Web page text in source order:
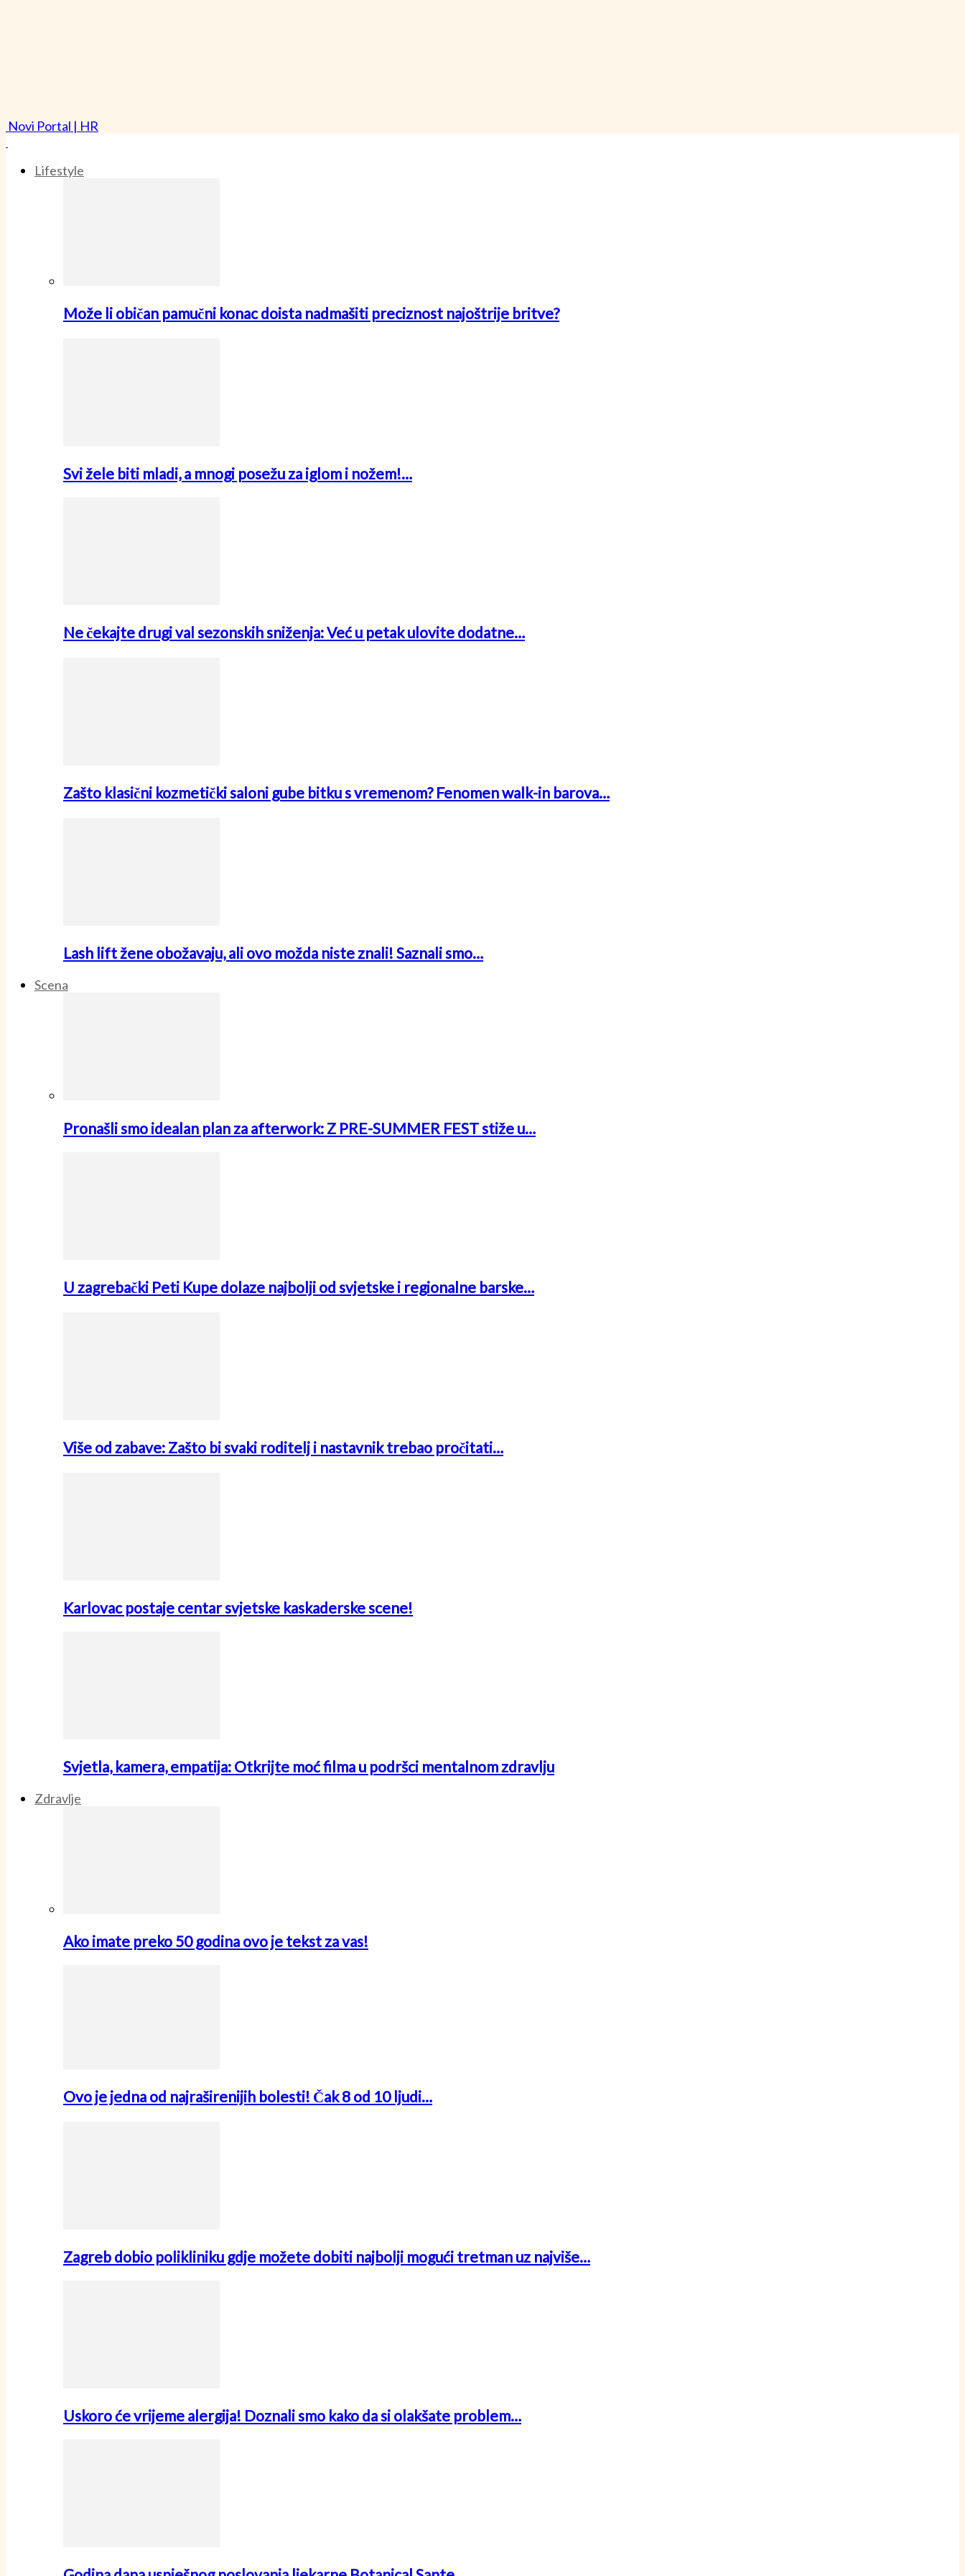
Novi Portal | HR
Lifestyle
Može li običan pamučni konac doista nadmašiti preciznost najoštrije britve?
Svi žele biti mladi, a mnogi posežu za iglom i nožem!…
Ne čekajte drugi val sezonskih sniženja: Već u petak ulovite dodatne…
Zašto klasični kozmetički saloni gube bitku s vremenom? Fenomen walk-in barova…
Lash lift žene obožavaju, ali ovo možda niste znali! Saznali smo…
Scena
Pronašli smo idealan plan za afterwork: Z PRE-SUMMER FEST stiže u…
U zagrebački Peti Kupe dolaze najbolji od svjetske i regionalne barske…
Više od zabave: Zašto bi svaki roditelj i nastavnik trebao pročitati…
Karlovac postaje centar svjetske kaskaderske scene!
Svjetla, kamera, empatija: Otkrijte moć filma u podršci mentalnom zdravlju
Zdravlje
Ako imate preko 50 godina ovo je tekst za vas!
Ovo je jedna od najraširenijih bolesti! Čak 8 od 10 ljudi…
Zagreb dobio polikliniku gdje možete dobiti najbolji mogući tretman uz najviše…
Uskoro će vrijeme alergija! Doznali smo kako da si olakšate problem…